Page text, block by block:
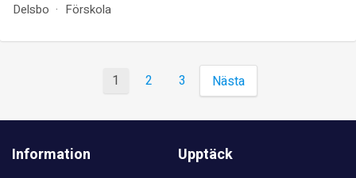
Delsbo Förskola
1 2 3 Nästa
Information Upptäck